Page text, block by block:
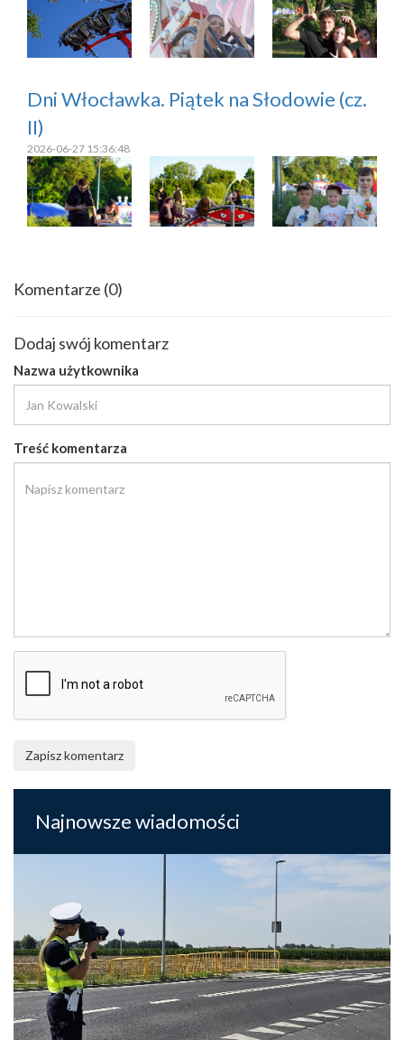
Dni Włocławka. Piątek na Słodowie (cz.
II)
2026-06-27 15:36:48
Komentarze (0)
Dodaj swój komentarz
Nazwa użytkownika
Treść komentarza
Zapisz komentarz
Najnowsze wiadomości